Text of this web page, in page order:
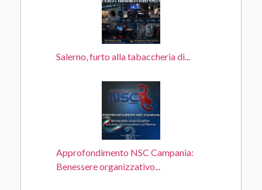
Salerno, furto alla tabaccheria di...
Approfondimento NSC Campania:
Benessere organizzativo...